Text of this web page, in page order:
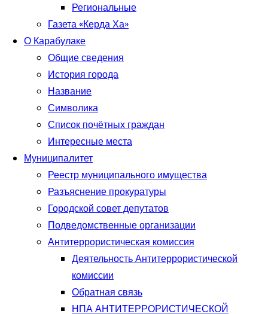
Региональные
Газета «Керда Ха»
О Карабулаке
Общие сведения
История города
Название
Символика
Список почётных граждан
Интересные места
Муниципалитет
Реестр муниципального имущества
Разъяснение прокуратуры
Городской совет депутатов
Подведомственные организации
Антитеррористическая комиссия
Деятельность Антитеррористической
комиссии
Обратная связь
НПА АНТИТЕРРОРИСТИЧЕСКОЙ